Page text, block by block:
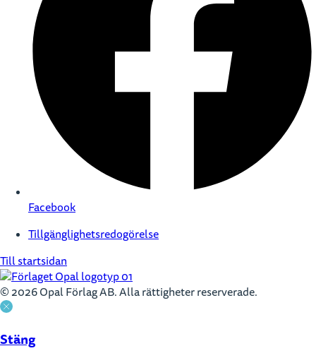
Facebook
Tillgänglighetsredogörelse
Till startsidan
© 2026 Opal Förlag AB. Alla rättigheter reserverade.
Stäng